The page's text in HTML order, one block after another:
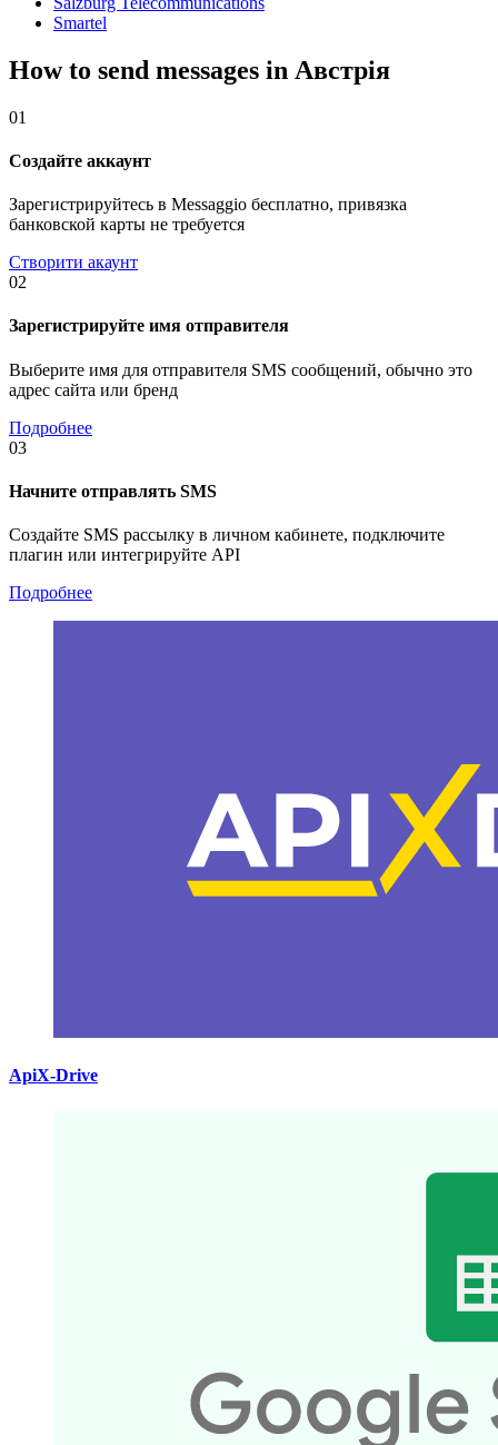
Smartel
How to send messages in Австрія
01
Создайте аккаунт
Зарегистрируйтесь в Messaggio бесплатно, привязка
банковской карты не требуется
Створити акаунт
02
Зарегистрируйте имя отправителя
Выберите имя для отправителя SMS сообщений, обычно это
адрес сайта или бренд
Подробнее
03
Начните отправлять SMS
Создайте SMS рассылку в личном кабинете, подключите
плагин или интегрируйте API
Подробнее
ApiX-Drive